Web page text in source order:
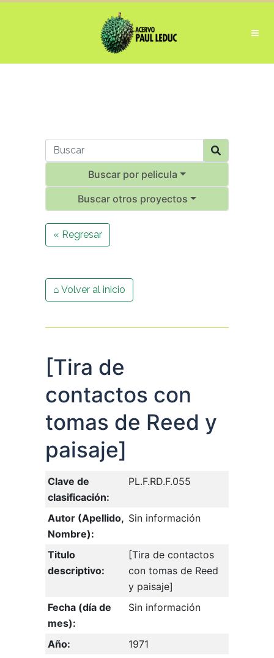
Buscar por pelicula
Buscar otros proyectos
« Regresar
⌂ Volver al inicio
[Tira de
contactos con
tomas de Reed y
paisaje]
Clave de
clasificación:
PL.F.RD.F.055
Autor (Apellido,
Nombre):
Sin información
Titulo
descriptivo:
[Tira de contactos
con tomas de Reed
y paisaje]
Fecha (día de
mes):
Sin información
Año:
1971